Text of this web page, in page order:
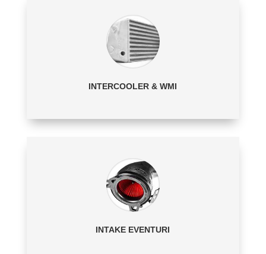
INTERCOOLER & WMI
INTAKE EVENTURI